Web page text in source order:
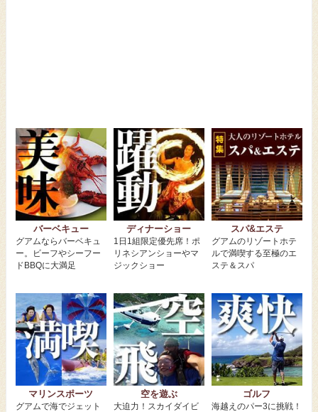
バーベキュー
グアムならバーベキュ
ー。ビーフやシーフー
ドBBQに大満足
ディナーショー
1日1組限定優先席！ポ
リネシアンショーやマ
ジックショー
スパ&エステ
グアムのリゾートホテ
ルで満喫する至極のエ
ステ＆スパ
マリンスポーツ
グアムで海でジェット
空を遊ぶ
大迫力！スカイダイビ
ゴルフ
海越えのパー3に挑戦！